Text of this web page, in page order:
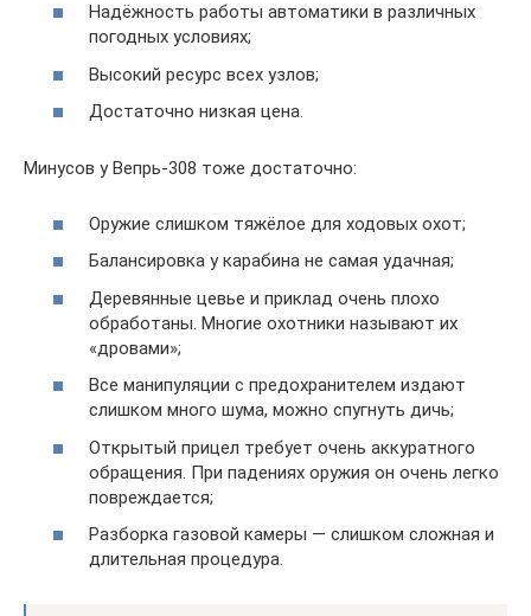
Надёжность работы автоматики в различных
погодных условиях;
Высокий ресурс всех узлов;
Достаточно низкая цена.
Минусов у Вепрь-308 тоже достаточно:
Оружие слишком тяжёлое для ходовых охот;
Балансировка у карабина не самая удачная;
Деревянные цевье и приклад очень плохо
обработаны. Многие охотники называют их
«дровами»;
Все манипуляции с предохранителем издают
слишком много шума, можно спугнуть дичь;
Открытый прицел требует очень аккуратного
обращения. При падениях оружия он очень легко
повреждается;
Разборка газовой камеры — слишком сложная и
длительная процедура.